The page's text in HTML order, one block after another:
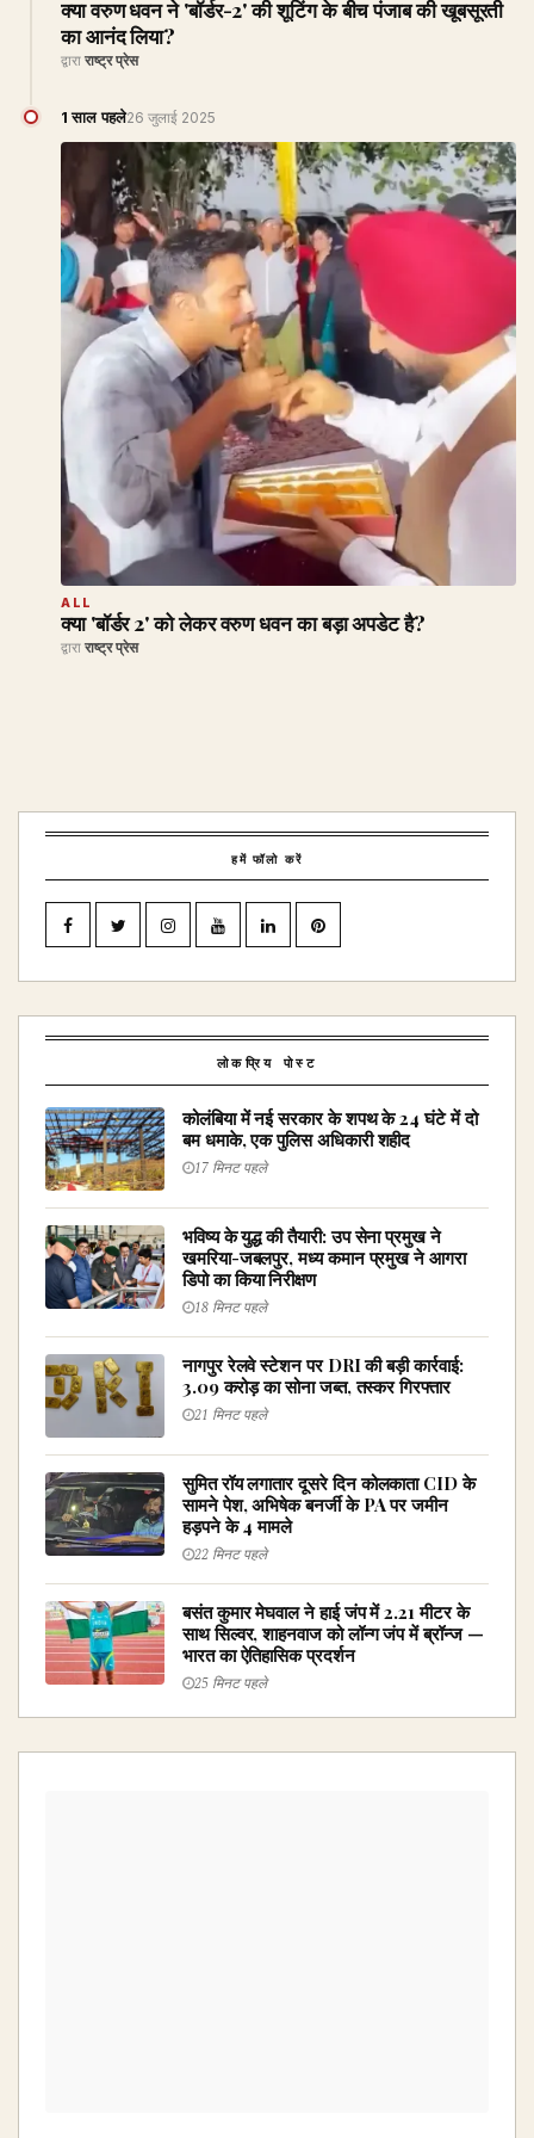
क्या वरुण धवन ने 'बॉर्डर-2' की शूटिंग के बीच पंजाब की खूबसूरती
का आनंद लिया?
द्वारा राष्ट्र प्रेस
1 साल पहले26 जुलाई 2025
ALL
क्या 'बॉर्डर 2' को लेकर वरुण धवन का बड़ा अपडेट है?
द्वारा राष्ट्र प्रेस
हमें फॉलो करें
लोकप्रिय पोस्ट
कोलंबिया में नई सरकार के शपथ के 24 घंटे में दो
बम धमाके, एक पुलिस अधिकारी शहीद
17 मिनट पहले
भविष्य के युद्ध की तैयारी: उप सेना प्रमुख ने
खमरिया-जबलपुर, मध्य कमान प्रमुख ने आगरा
डिपो का किया निरीक्षण
18 मिनट पहले
नागपुर रेलवे स्टेशन पर DRI की बड़ी कार्रवाई:
₹3.09 करोड़ का सोना जब्त, तस्कर गिरफ्तार
21 मिनट पहले
सुमित रॉय लगातार दूसरे दिन कोलकाता CID के
सामने पेश, अभिषेक बनर्जी के PA पर जमीन
हड़पने के 4 मामले
22 मिनट पहले
बसंत कुमार मेघवाल ने हाई जंप में 2.21 मीटर के
साथ सिल्वर, शाहनवाज को लॉन्ग जंप में ब्रॉन्ज —
भारत का ऐतिहासिक प्रदर्शन
25 मिनट पहले